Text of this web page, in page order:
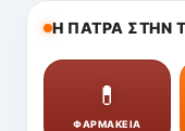
Η ΠΑΤΡΑ ΣΤΗΝ
💊
ΦΑΡΜΑΚΕΙΑ